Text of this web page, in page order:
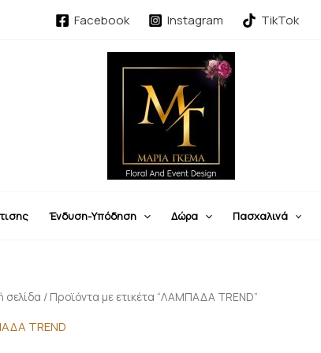
Facebook Instagram TikTok
Ένδυση-Υπόδηση Δώρα Πασχαλινά
σελίδα / Προϊόντα με ετικέτα “ΛΑΜΠΑΔΑ TREND”
TREND
by
latest